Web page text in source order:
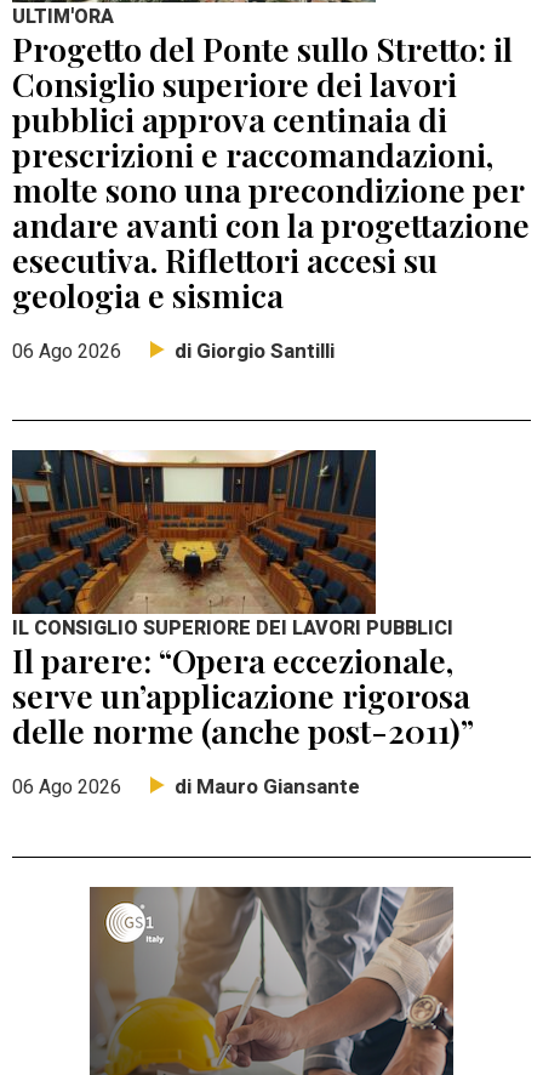
ULTIM'ORA
Progetto del Ponte sullo Stretto: il
Consiglio superiore dei lavori
pubblici approva centinaia di
prescrizioni e raccomandazioni,
molte sono una precondizione per
andare avanti con la progettazione
esecutiva. Riflettori accesi su
geologia e sismica
06 Ago 2026 di Giorgio Santilli
IL CONSIGLIO SUPERIORE DEI LAVORI PUBBLICI
Il parere: “Opera eccezionale,
serve un’applicazione rigorosa
delle norme (anche post-2011)”
06 Ago 2026 di Mauro Giansante